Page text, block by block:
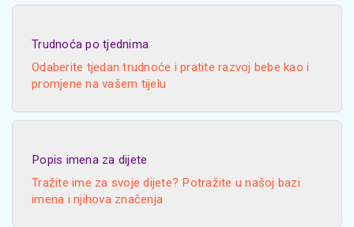
Trudnoća po tjednima
Odaberite tjedan trudnoće i pratite razvoj bebe kao i
promjene na vašem tijelu
Popis imena za dijete
Tražite ime za svoje dijete? Potražite u našoj bazi
imena i njihova značenja